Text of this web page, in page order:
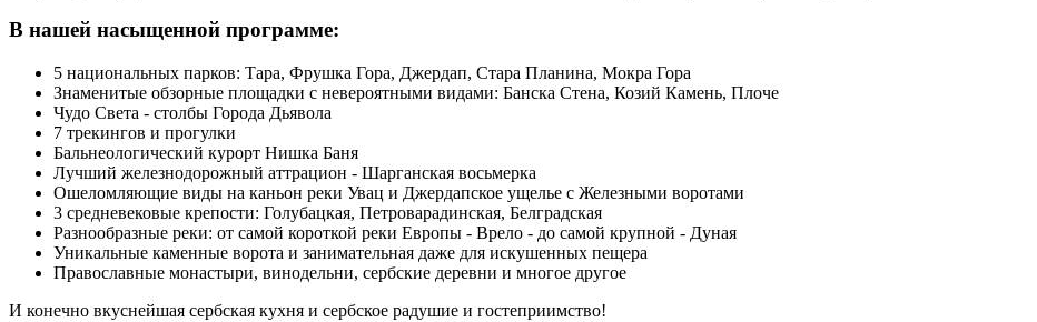
В нашей насыщенной программе:
5 национальных парков: Тара, Фрушка Гора, Джердап, Стара Планина, Мокра Гора
Знаменитые обзорные площадки с невероятными видами: Банска Стена, Козий Камень, Плоче
Чудо Света - столбы Города Дьявола
7 трекингов и прогулки
Бальнеологический курорт Нишка Баня
Лучший железнодорожный аттрацион - Шарганская восьмерка
Ошеломляющие виды на каньон реки Увац и Джердапское ущелье с Железными воротами
3 средневековые крепости: Голубацкая, Петроварадинская, Белградская
Разнообразные реки: от самой короткой реки Европы - Врело - до самой крупной - Дуная
Уникальные каменные ворота и занимательная даже для искушенных пещера
Православные монастыри, винодельни, сербские деревни и многое другое
И конечно вкуснейшая сербская кухня и сербское радушие и гостеприимство!